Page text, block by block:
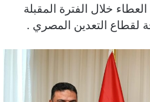
خلال الفترة المقبلة
لقطاع التعدين المصري .